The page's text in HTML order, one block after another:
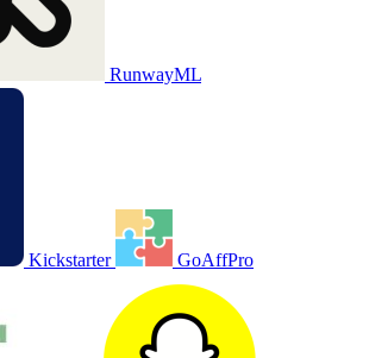
RunwayML
Kickstarter GoAffPro